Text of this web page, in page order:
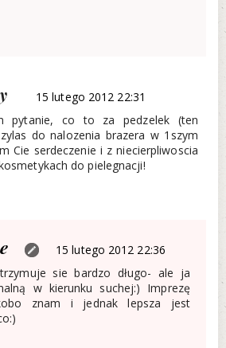
15 lutego 2012 22:31
pytanie, co to za pedzelek (ten
do nalozenia brazera w 1szym
Cie serdeczenie i z niecierpliwoscia
do pielegnacji!
15 lutego 2012 22:36
sie bardzo długo- ale ja
w kierunku suchej:) Imprezę
znam i jednak lepsza jest